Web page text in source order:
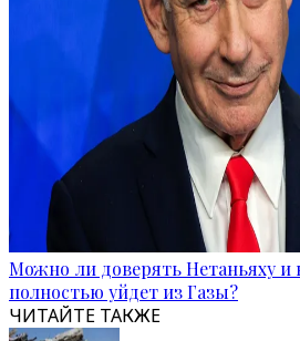
Можно ли доверять Нетаньяху и
полностью уйдет из Газы?
ЧИТАЙТЕ ТАКЖЕ